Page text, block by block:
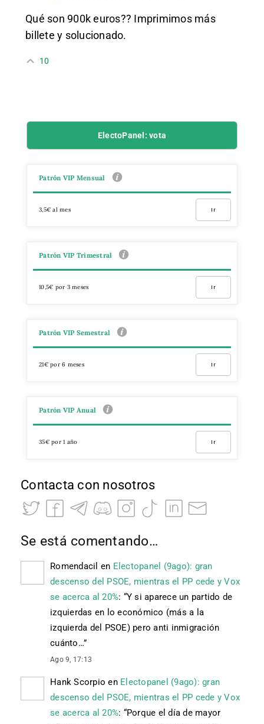
Qué son 900k euros?? Imprimimos más
billete y solucionado.
10
ElectoPanel: vota
Patrón VIP Mensual
3,5€ al mes Ir
Patrón VIP Trimestral
10,5€ por 3 meses Ir
Patrón VIP Semestral
21€ por 6 meses Ir
Patrón VIP Anual
35€ por 1 año Ir
Contacta con nosotros
Se está comentando…
Romendacil en Electopanel (9ago): gran
descenso del PSOE, mientras el PP cede y Vox
se acerca al 20%: “Y si aparece un partido de
izquierdas en lo económico (más a la
izquierda del PSOE) pero anti inmigración
cuánto…”
Ago 9, 17:13
Hank Scorpio en Electopanel (9ago): gran
descenso del PSOE, mientras el PP cede y Vox
se acerca al 20%: “Porque el día de mayor